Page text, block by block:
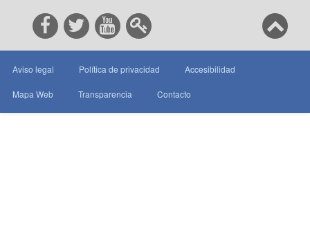
Aviso legal Política de privacidad Accesibilidad
Mapa Web Transparencia Contacto